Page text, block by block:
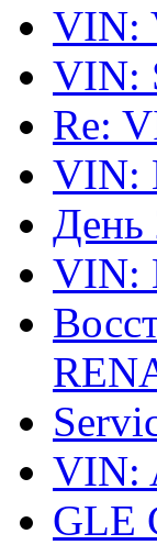
VIN:
VIN:
Re:
VIN:
День
VIN:
VIN:
GLE